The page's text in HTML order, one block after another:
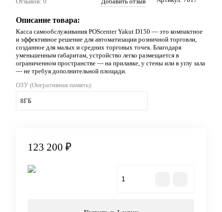
Описание товара:
Касса самообслуживания POScenter Yakut D150 — это компактное
и эффективное решение для автоматизации розничной торговли,
созданное для малых и средних торговых точек. Благодаря
уменьшенным габаритам, устройство легко размещается в
ограниченном пространстве — на прилавке, у стены или в углу зала
— не требуя дополнительной площади.
ОЗУ (Оперативная память):
8ГБ
123 200 ₽